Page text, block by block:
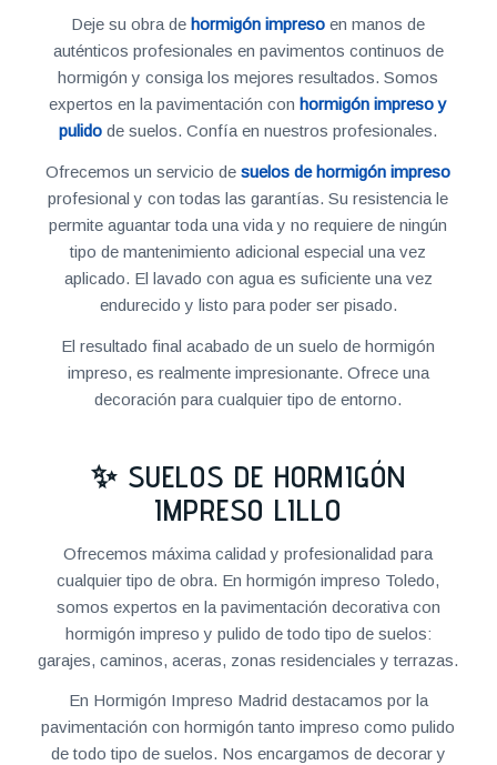
Deje su obra dehormigón impreso en manos de
auténticos profesionales en pavimentos continuos de
hormigón y consiga los mejores resultados. Somos
expertos en la pavimentación conhormigón impreso y
pulido de suelos. Confía en nuestros profesionales.
Ofrecemos un servicio desuelos de hormigón impreso
profesional y con todas las garantías. Su resistencia le
permite aguantar toda una vida y no requiere de ningún
tipo de mantenimiento adicional especial una vez
aplicado. El lavado con agua es suficiente una vez
endurecido y listo para poder ser pisado.
El resultado final acabado de un suelo de hormigón
impreso, es realmente impresionante. Ofrece una
decoración para cualquier tipo de entorno.
✨ SUELOS DE HORMIGÓN
IMPRESO LILLO
Ofrecemos máxima calidad y profesionalidad para
cualquier tipo de obra. En hormigón impreso Toledo,
somos expertos en la pavimentación decorativa con
hormigón impreso y pulido de todo tipo de suelos:
garajes, caminos, aceras, zonas residenciales y terrazas.
En Hormigón Impreso Madrid destacamos por la
pavimentación con hormigón tanto impreso como pulido
de todo tipo de suelos. Nos encargamos de decorar y